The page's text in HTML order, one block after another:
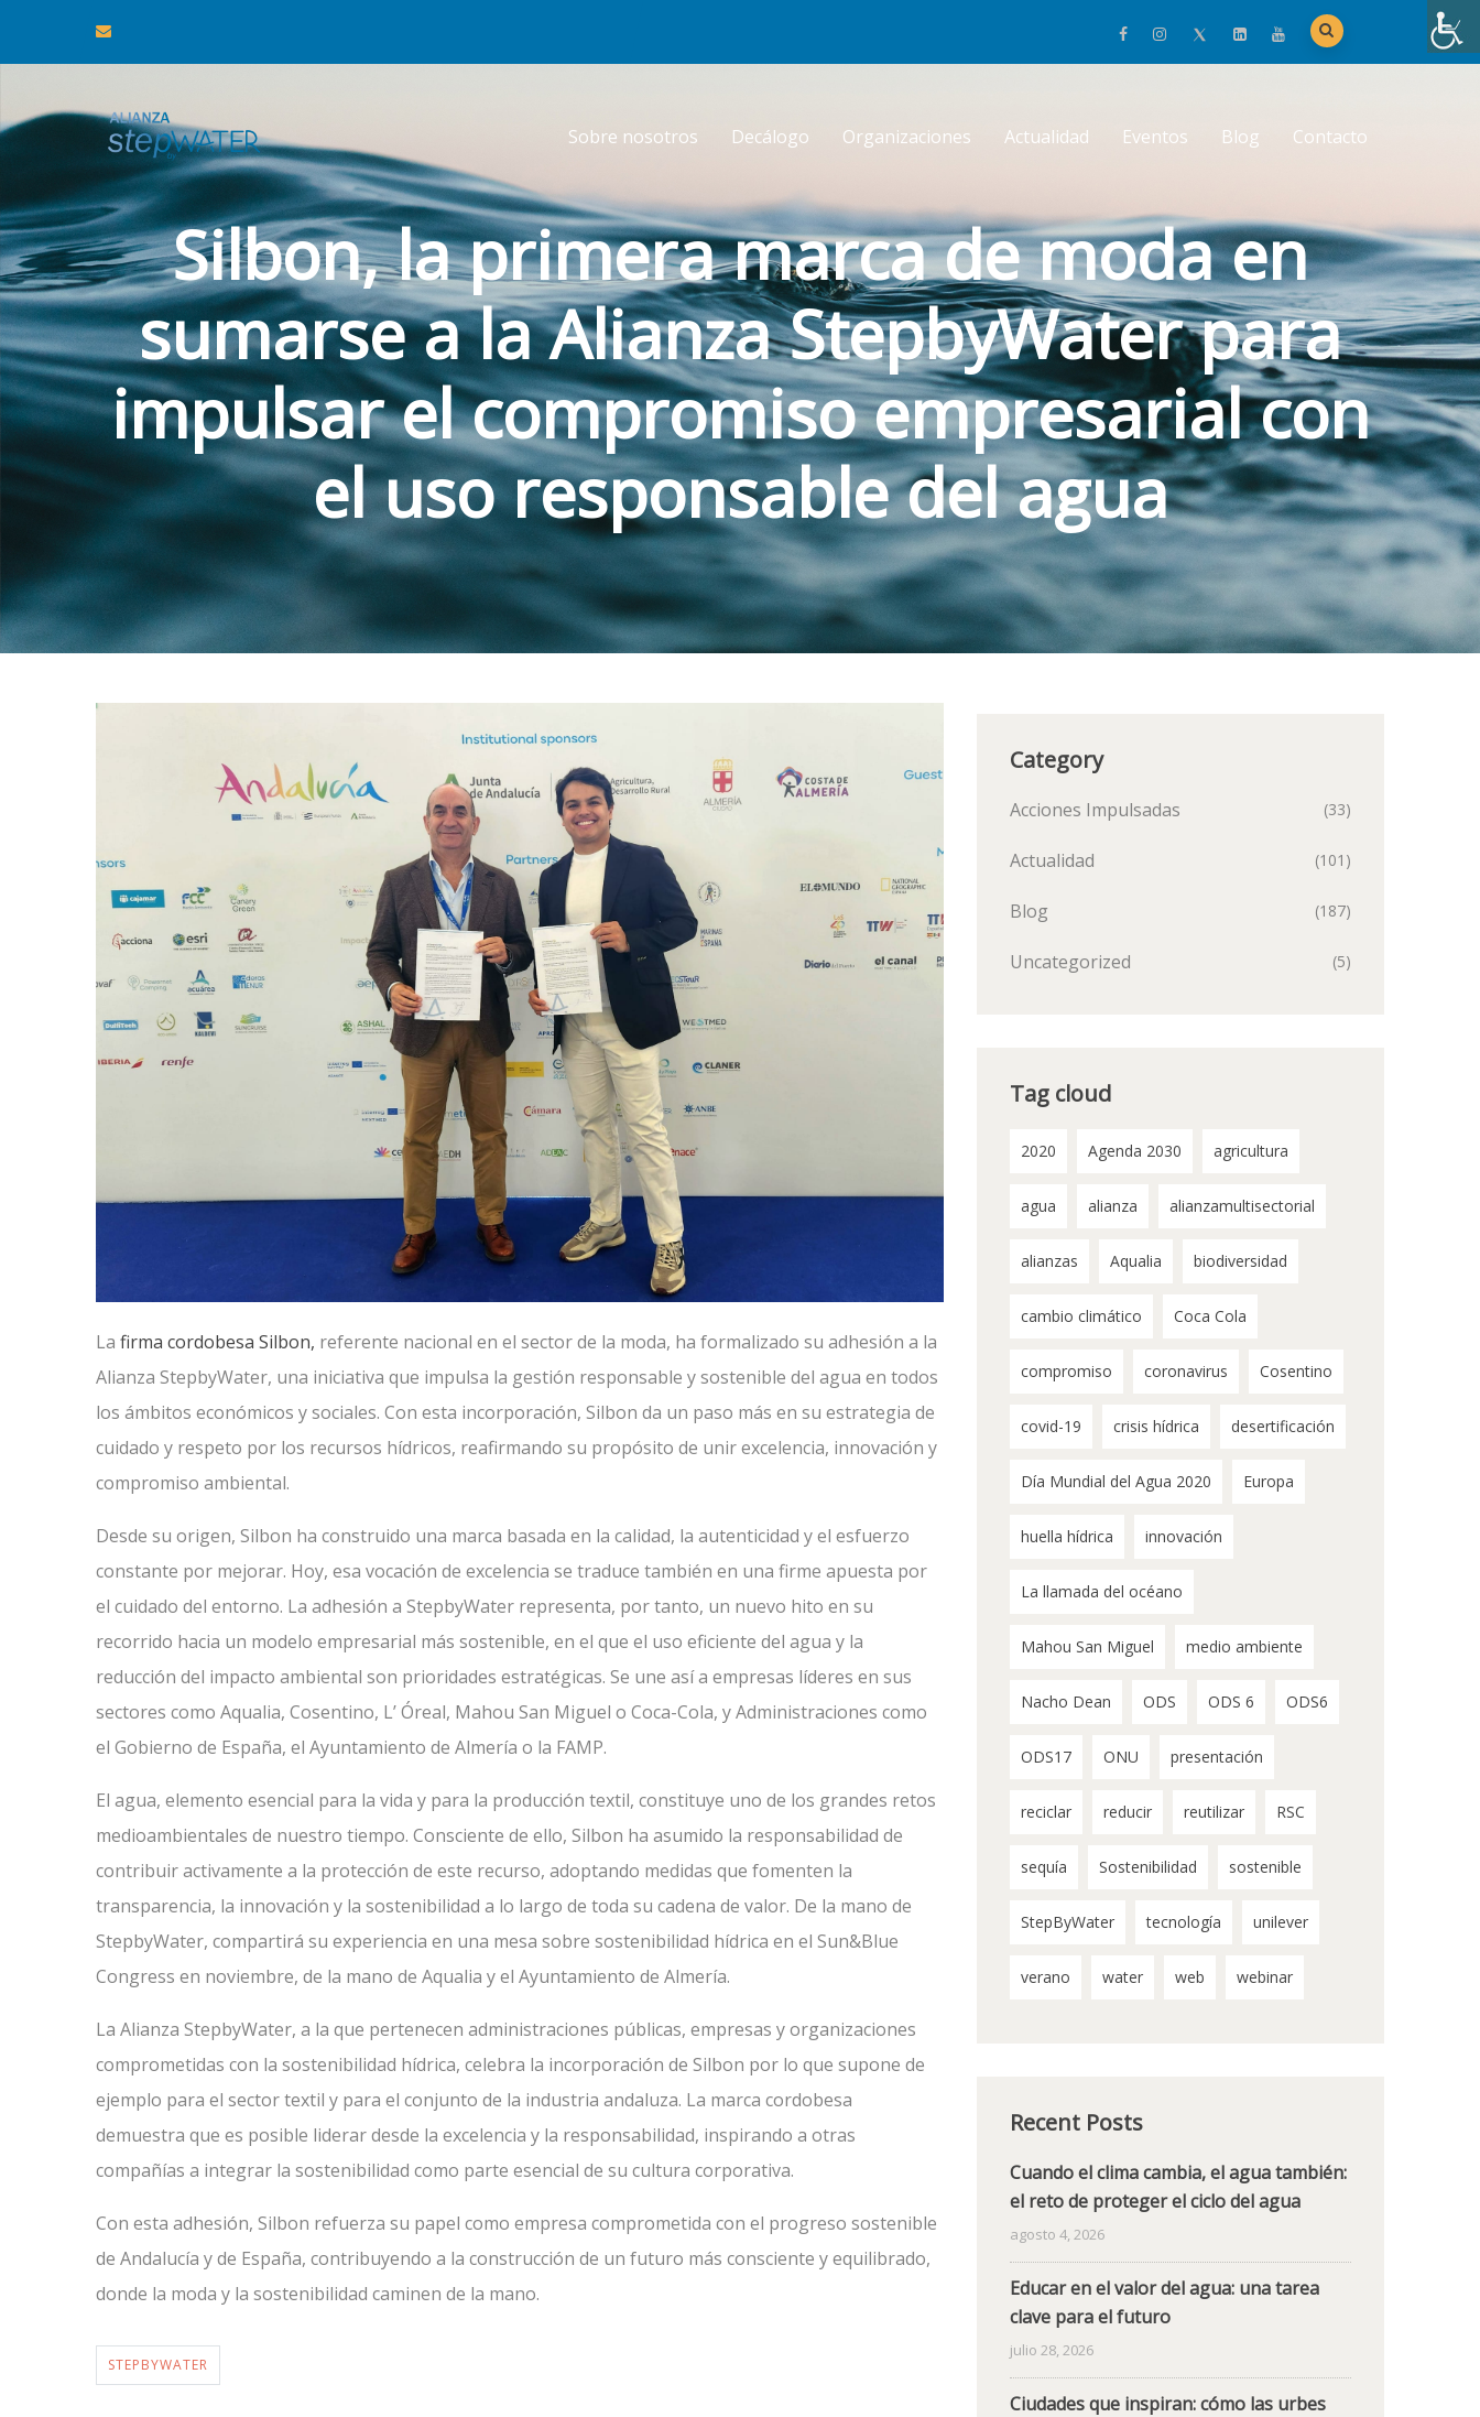
Sobre nosotros Decálogo Organizaciones Actualidad Eventos Blog Contacto
Silbon, la primera marca de moda en
sumarse a la Alianza StepbyWater para
impulsar el compromiso empresarial con
el uso responsable del agua
La firma cordobesa Silbon, referente nacional en el sector de la moda, ha formalizado su adhesión a la
Alianza StepbyWater, una iniciativa que impulsa la gestión responsable y sostenible del agua en todos
los ámbitos económicos y sociales. Con esta incorporación, Silbon da un paso más en su estrategia de
cuidado y respeto por los recursos hídricos, reafirmando su propósito de unir excelencia, innovación y
compromiso ambiental.
Desde su origen, Silbon ha construido una marca basada en la calidad, la autenticidad y el esfuerzo
constante por mejorar. Hoy, esa vocación de excelencia se traduce también en una firme apuesta por
el cuidado del entorno. La adhesión a StepbyWater representa, por tanto, un nuevo hito en su
recorrido hacia un modelo empresarial más sostenible, en el que el uso eficiente del agua y la
reducción del impacto ambiental son prioridades estratégicas. Se une así a empresas líderes en sus
sectores como Aqualia, Cosentino, L’ Óreal, Mahou San Miguel o Coca-Cola, y Administraciones como
el Gobierno de España, el Ayuntamiento de Almería o la FAMP.
El agua, elemento esencial para la vida y para la producción textil, constituye uno de los grandes retos
medioambientales de nuestro tiempo. Consciente de ello, Silbon ha asumido la responsabilidad de
contribuir activamente a la protección de este recurso, adoptando medidas que fomenten la
transparencia, la innovación y la sostenibilidad a lo largo de toda su cadena de valor. De la mano de
StepbyWater, compartirá su experiencia en una mesa sobre sostenibilidad hídrica en el Sun&Blue
Congress en noviembre, de la mano de Aqualia y el Ayuntamiento de Almería.
La Alianza StepbyWater, a la que pertenecen administraciones públicas, empresas y organizaciones
comprometidas con la sostenibilidad hídrica, celebra la incorporación de Silbon por lo que supone de
ejemplo para el sector textil y para el conjunto de la industria andaluza. La marca cordobesa
demuestra que es posible liderar desde la excelencia y la responsabilidad, inspirando a otras
compañías a integrar la sostenibilidad como parte esencial de su cultura corporativa.
Con esta adhesión, Silbon refuerza su papel como empresa comprometida con el progreso sostenible
de Andalucía y de España, contribuyendo a la construcción de un futuro más consciente y equilibrado,
donde la moda y la sostenibilidad caminen de la mano.
STEPBYWATER
Category
Acciones Impulsadas (33)
Actualidad (101)
Blog (187)
Uncategorized (5)
Tag cloud
2020 Agenda 2030 agricultura
agua alianza alianzamultisectorial
alianzas Aqualia biodiversidad
cambio climático Coca Cola
compromiso coronavirus Cosentino
covid-19 crisis hídrica desertificación
Día Mundial del Agua 2020 Europa
huella hídrica innovación
La llamada del océano
Mahou San Miguel medio ambiente
Nacho Dean ODS ODS 6 ODS6
ODS17 ONU presentación
reciclar reducir reutilizar RSC
sequía Sostenibilidad sostenible
StepByWater tecnología unilever
verano water web webinar
Recent Posts
Cuando el clima cambia, el agua también:
el reto de proteger el ciclo del agua
agosto 4, 2026
Educar en el valor del agua: una tarea
clave para el futuro
julio 28, 2026
Ciudades que inspiran: cómo las urbes